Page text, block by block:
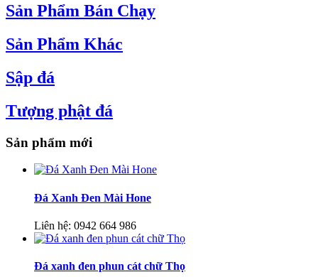
Sản Phẩm Bán Chạy
Sản Phẩm Khác
Sập đá
Tượng phật đá
Sản phẩm mới
Đá Xanh Đen Mài Hone
Liên hệ: 0942 664 986
Đá xanh đen phun cát chữ Thọ